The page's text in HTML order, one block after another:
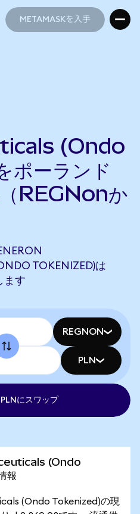
METAMASKを入手
(Ondo
ーランド
REGNonか
TOKENIZED)は
ます
REGNON
PLN
にスワップ
(Ondo
報
(Ondo Tokenized)の現